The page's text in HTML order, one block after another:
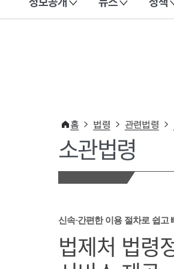
이 누리집은 대한민국 공식 전자정부 누리집
홈 법령 관련법령
소관법령
신속·간편한 이용 절차로 쉽고
법제처 법령